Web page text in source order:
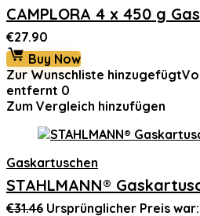
CAMPLORA 4 x 450 g
€27.90
Buy Now
Zur Wunschliste hinzugefügt
entfernt 0
Zum Vergleich hinzufügen
Gaskartuschen
STAHLMANN®
€31.46 Ursprünglicher Preis war: